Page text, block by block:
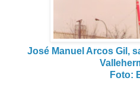
José Manuel Arcos Gil,
Foto: